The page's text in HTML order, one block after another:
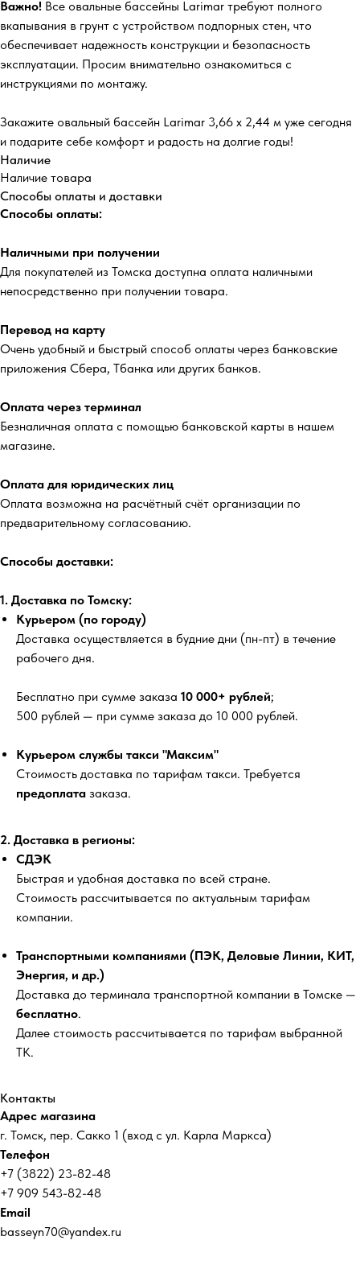
Важно! Все овальные бассейны Larimar требуют полного
вкапывания в грунт с устройством подпорных стен, что
обеспечивает надежность конструкции и безопасность
эксплуатации. Просим внимательно ознакомиться с
инструкциями по монтажу.
Закажите овальный бассейн Larimar 3,66 х 2,44 м уже сегодня
и подарите себе комфорт и радость на долгие годы!
Наличие
Наличие товара
Способы оплаты и доставки
Способы оплаты:
Наличными при получении
Для покупателей из Томска доступна оплата наличными
непосредственно при получении товара.
Перевод на карту
Очень удобный и быстрый способ оплаты через банковские
приложения Сбера, Тбанка или других банков.
Оплата через терминал
Безналичная оплата с помощью банковской карты в нашем
магазине.
Оплата для юридических лиц
Оплата возможна на расчётный счёт организации по
предварительному согласованию.
Способы доставки:
1. Доставка по Томску:
Курьером (по городу)
Доставка осуществляется в будние дни (пн-пт) в течение
рабочего дня.
Бесплатно при сумме заказа 10 000+ рублей;
500 рублей — при сумме заказа до 10 000 рублей.
Курьером службы такси "Максим"
Стоимость доставка по тарифам такси. Требуется
предоплата заказа.
2. Доставка в регионы:
СДЭК
Быстрая и удобная доставка по всей стране.
Стоимость рассчитывается по актуальным тарифам
компании.
Транспортными компаниями (ПЭК, Деловые Линии, КИТ,
Энергия, и др.)
Доставка до терминала транспортной компании в Томске —
бесплатно.
Далее стоимость рассчитывается по тарифам выбранной
ТК.
Контакты
Адрес магазина
г. Томск, пер. Сакко 1 (вход с ул. Карла Маркса)
Телефон
+7 (3822) 23-82-48
+7 909 543-82-48
Email
basseyn70@yandex.ru